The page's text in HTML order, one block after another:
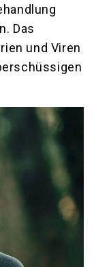
Das
und Viren